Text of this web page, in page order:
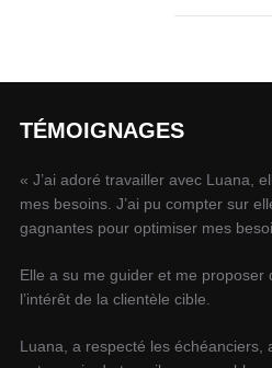
TÉMOIGNAGES
« J’ai adoré travailler avec Luana,
mes besoins. J’ai pu compter sur
gagnantes pour optimiser mes
Elle a su me guider et me
l’intérêt de la clientèle cible.
Luana, a respecté les échéanciers,